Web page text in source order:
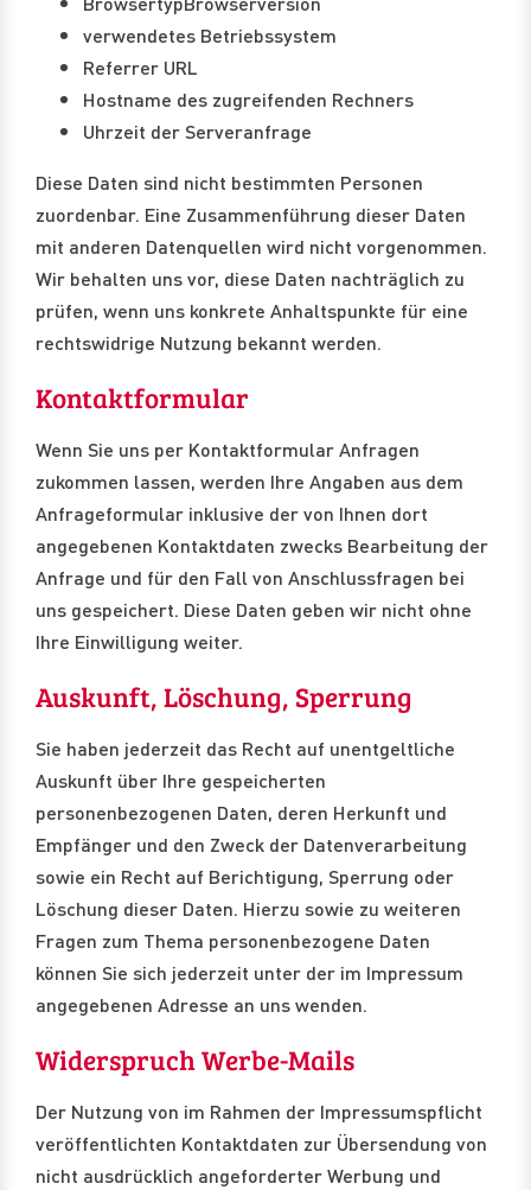
verwendetes Betriebssystem
Referrer URL
Hostname des zugreifenden Rechners
Uhrzeit der Serveranfrage
Diese Daten sind nicht bestimmten Personen
zuordenbar. Eine Zusammenführung dieser Daten
mit anderen Datenquellen wird nicht vorgenommen.
Wir behalten uns vor, diese Daten nachträglich zu
prüfen, wenn uns konkrete Anhaltspunkte für eine
rechtswidrige Nutzung bekannt werden.
Kontaktformular
Wenn Sie uns per Kontaktformular Anfragen
zukommen lassen, werden Ihre Angaben aus dem
Anfrageformular inklusive der von Ihnen dort
angegebenen Kontaktdaten zwecks Bearbeitung der
Anfrage und für den Fall von Anschlussfragen bei
uns gespeichert. Diese Daten geben wir nicht ohne
Ihre Einwilligung weiter.
Auskunft, Löschung, Sperrung
Sie haben jederzeit das Recht auf unentgeltliche
Auskunft über Ihre gespeicherten
personenbezogenen Daten, deren Herkunft und
Empfänger und den Zweck der Datenverarbeitung
sowie ein Recht auf Berichtigung, Sperrung oder
Löschung dieser Daten. Hierzu sowie zu weiteren
Fragen zum Thema personenbezogene Daten
können Sie sich jederzeit unter der im Impressum
angegebenen Adresse an uns wenden.
Widerspruch Werbe-Mails
Der Nutzung von im Rahmen der Impressumspflicht
veröffentlichten Kontaktdaten zur Übersendung von
nicht ausdrücklich angeforderter Werbung und